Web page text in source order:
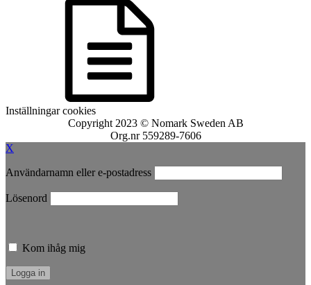
Inställningar cookies
Copyright 2023 © Nomark Sweden AB
Org.nr 559289-7606
X
Användarnamn eller e-postadress
Lösenord
Kom ihåg mig